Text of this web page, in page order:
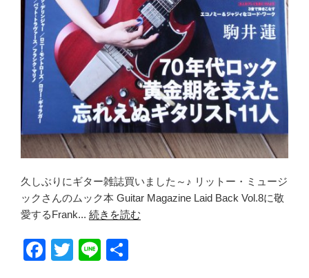
久しぶりにギター雑誌買いました～♪ リットー・ミュージ
ックさんのムック本 Guitar Magazine Laid Back Vol.8に敬
愛するFrank... 続きを読む
F
T
Li